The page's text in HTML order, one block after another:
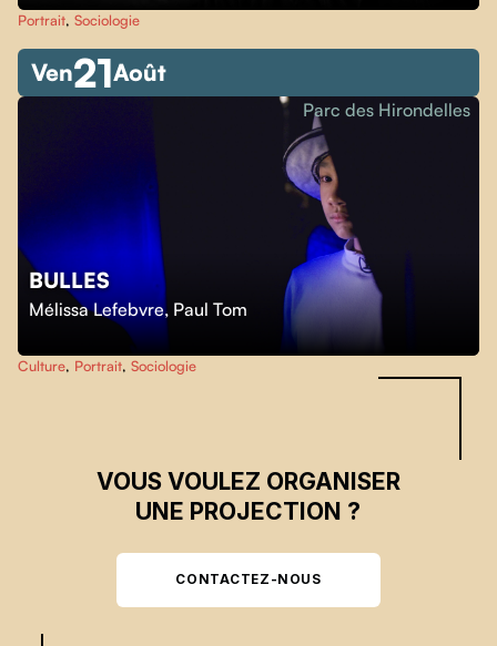
Portrait, Sociologie
Ven21Août
BULLES
Mélissa Lefebvre, Paul Tom
Parc des Hirondelles
Culture, Portrait, Sociologie
Skip back to main navigation
VOUS VOULEZ ORGANISER
UNE PROJECTION ?
CONTACTEZ-NOUS